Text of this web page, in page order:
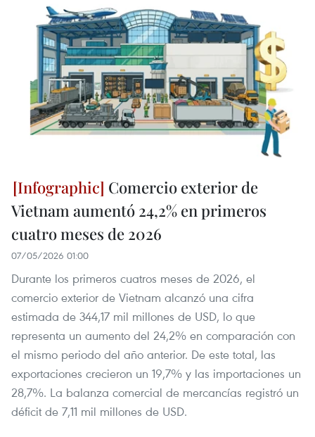
Comercio exterior de
Vietnam aumentó 24,2% en primeros
cuatro meses de 2026
07/05/2026 01:00
Durante los primeros cuatros meses de 2026, el
comercio exterior de Vietnam alcanzó una cifra
estimada de 344,17 mil millones de USD, lo que
representa un aumento del 24,2% en comparación con
el mismo periodo del año anterior. De este total, las
exportaciones crecieron un 19,7% y las importaciones un
28,7%. La balanza comercial de mercancías registró un
déficit de 7,11 mil millones de USD.